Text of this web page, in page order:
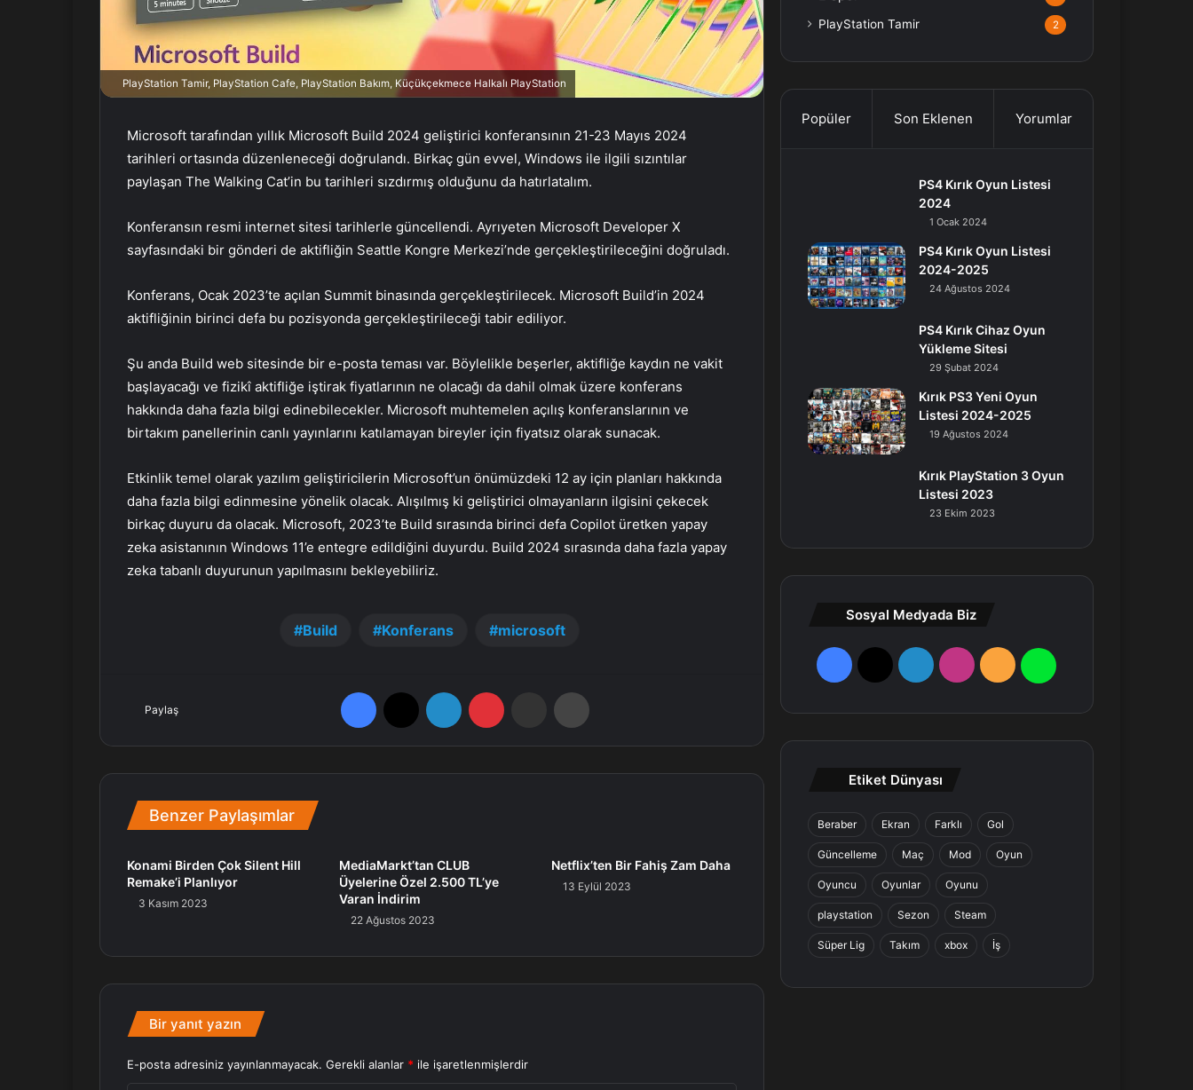
r
k
PlayStation Tamir, PlayStation Cafe, PlayStation Bakım, Küçükçekmece Halkalı PlayStation
Microsoft tarafından yıllık Microsoft Build 2024 geliştirici konferansının 21-23 Mayıs 2024
tarihleri ortasında düzenleneceği doğrulandı. Birkaç gün evvel, Windows ile ilgili sızıntılar
paylaşan The Walking Cat’in bu tarihleri sızdırmış olduğunu da hatırlatalım.
Konferansın resmi internet sitesi tarihlerle güncellendi. Ayrıyeten Microsoft Developer X
sayfasındaki bir gönderi de aktifliğin Seattle Kongre Merkezi’nde gerçekleştirileceğini doğruladı.
Konferans, Ocak 2023’te açılan Summit binasında gerçekleştirilecek. Microsoft Build’in 2024
aktifliğinin birinci defa bu pozisyonda gerçekleştirileceği tabir ediliyor.
Şu anda Build web sitesinde bir e-posta teması var. Böylelikle beşerler, aktifliğe kaydın ne vakit
başlayacağı ve fizikî aktifliğe iştirak fiyatlarının ne olacağı da dahil olmak üzere konferans
hakkında daha fazla bilgi edinebilecekler. Microsoft muhtemelen açılış konferanslarının ve
birtakım panellerinin canlı yayınlarını katılamayan bireyler için fiyatsız olarak sunacak.
Etkinlik temel olarak yazılım geliştiricilerin Microsoft’un önümüzdeki 12 ay için planları hakkında
daha fazla bilgi edinmesine yönelik olacak. Alışılmış ki geliştirici olmayanların ilgisini çekecek
birkaç duyuru da olacak. Microsoft, 2023’te Build sırasında birinci defa Copilot üretken yapay
zeka asistanının Windows 11’e entegre edildiğini duyurdu. Build 2024 sırasında daha fazla yapay
zeka tabanlı duyurunun yapılmasını bekleyebiliriz.
Build Konferans microsoft
Paylaş
Benzer Paylaşımlar
Konami Birden Çok Silent Hill
Remake’i Planlıyor
3 Kasım 2023
MediaMarkt’tan CLUB
Üyelerine Özel 2.500 TL’ye
Varan İndirim
22 Ağustos 2023
Netflix’ten Bir Fahiş Zam Daha
13 Eylül 2023
Bir yanıt yazın
E-posta adresiniz yayınlanmayacak. Gerekli alanlar * ile işaretlenmişlerdir
PlayStation Tamir 2
Popüler Son Eklenen Yorumlar
PS4 Kırık Oyun Listesi
2024
1 Ocak 2024
PS4 Kırık Oyun Listesi
2024-2025
24 Ağustos 2024
PS4 Kırık Cihaz Oyun
Yükleme Sitesi
29 Şubat 2024
Kırık PS3 Yeni Oyun
Listesi 2024-2025
19 Ağustos 2024
Kırık PlayStation 3 Oyun
Listesi 2023
23 Ekim 2023
Sosyal Medyada Biz
F
e
k
X
L
n
a
m
R
W
a
Etiket Dünyası
Beraber Ekran Farklı Gol
Güncelleme Maç Mod Oyun
Oyuncu Oyunlar Oyunu
playstation Sezon Steam
Süper Lig Takım xbox İş